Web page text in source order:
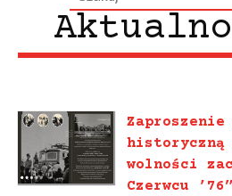
historyczną
wolności
Czerwcu ’76”